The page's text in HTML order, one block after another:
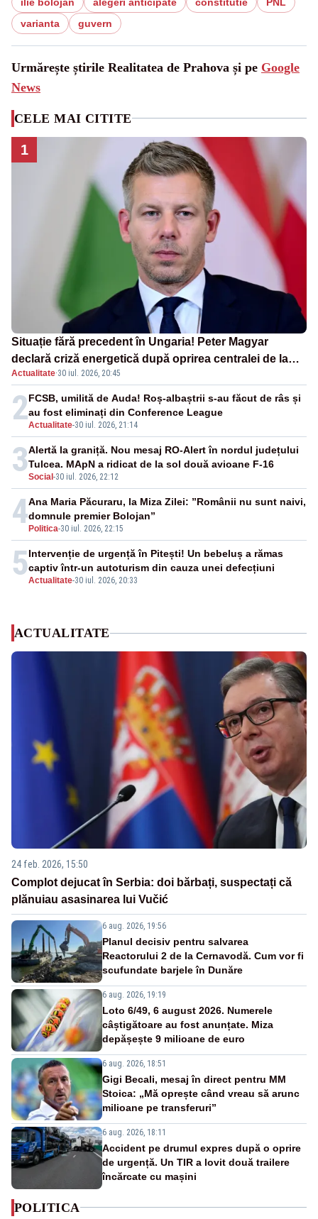
varianta
guvern
Urmărește știrile Realitatea de Prahova și pe Google
News
CELE MAI CITITE
1
Situație fără precedent în Ungaria! Peter Magyar
declară criză energetică după oprirea centralei de la
Paks
Actualitate·30 iul. 2026, 20:45
2Actualitate-30 iul. 2026, 21:14
FCSB, umilită de Auda! Roș-albaștrii s-au făcut de râs și
au fost eliminați din Conference League
3Social -30 iul. 2026, 22:12
Alertă la graniță. Nou mesaj RO-Alert în nordul județului
Tulcea. MApN a ridicat de la sol două avioane F-16
4 Politica-30 iul. 2026, 22:15
Ana Maria Păcuraru, la Miza Zilei: ”Românii nu sunt naivi,
domnule premier Bolojan”
5Actualitate-30 iul. 2026, 20:33
Intervenție de urgență în Pitești! Un bebeluș a rămas
captiv într-un autoturism din cauza unei defecțiuni
ACTUALITATE
24 feb. 2026, 15:50
Complot dejucat în Serbia: doi bărbați, suspectați că
plănuiau asasinarea lui Vučić
6 aug. 2026, 19:56
Planul decisiv pentru salvarea
Reactorului 2 de la Cernavodă. Cum vor fi
scufundate barjele în Dunăre
6 aug. 2026, 19:19
Loto 6/49, 6 august 2026. Numerele
câștigătoare au fost anunțate. Miza
depășește 9 milioane de euro
6 aug. 2026, 18:51
Gigi Becali, mesaj în direct pentru MM
Stoica: „Mă oprește când vreau să arunc
milioane pe transferuri”
6 aug. 2026, 18:11
Accident pe drumul expres după o oprire
de urgență. Un TIR a lovit două trailere
încărcate cu mașini
POLITICA